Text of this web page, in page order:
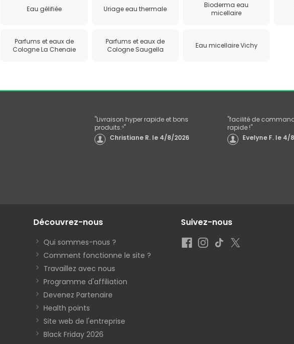
Eau gélifiée Uriage eau thermale
Bioderma eau
micellaire
Parfums et eaux de
Cologne La Chenaie
Parfums et eaux de
Cologne Saugella
Eau micellaire Vichy
"Livraison hyper rapide et bons
produits.⁹"
Christiane R. le 4/8/2026
"facilité de
rapide !"
Evelyne F. le 4/
Découvrez-nous
Qui sommes-nous ?
Comment fonctionne le site ?
Travaillez avec nous
Programme d'affiliation
Devenez Partenaire
Health points
Site web de l'entreprise
Black Friday 2026
Suivez-nous